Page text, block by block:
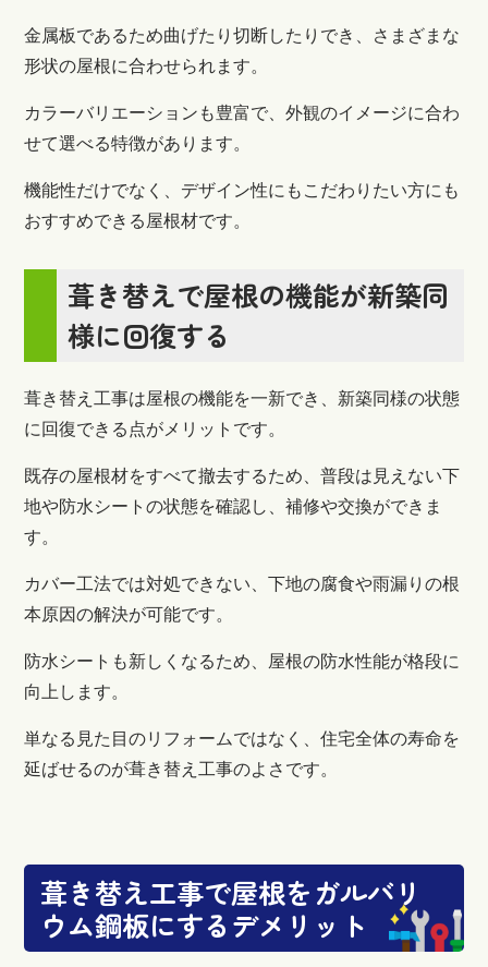
金属板であるため曲げたり切断したりでき、さまざまな
形状の屋根に合わせられます。
カラーバリエーションも豊富で、外観のイメージに合わ
せて選べる特徴があります。
機能性だけでなく、デザイン性にもこだわりたい方にも
おすすめできる屋根材です。
葺き替えで屋根の機能が新築同
様に回復する
葺き替え工事は屋根の機能を一新でき、新築同様の状態
に回復できる点がメリットです。
既存の屋根材をすべて撤去するため、普段は見えない下
地や防水シートの状態を確認し、補修や交換ができま
す。
カバー工法では対処できない、下地の腐食や雨漏りの根
本原因の解決が可能です。
防水シートも新しくなるため、屋根の防水性能が格段に
向上します。
単なる見た目のリフォームではなく、住宅全体の寿命を
延ばせるのが葺き替え工事のよさです。
葺き替え工事で屋根をガルバリ
ウム鋼板にするデメリット